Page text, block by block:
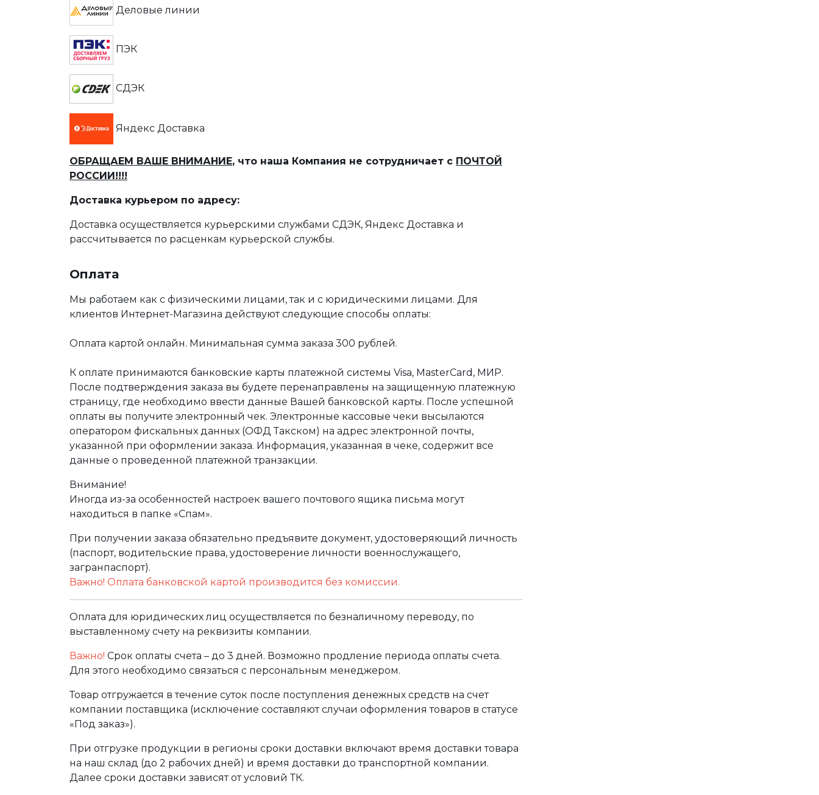
Деловые линии
ПЭК
СДЭК
Яндекс Доставка
ОБРАЩАЕМ ВАШЕ ВНИМАНИЕ, что наша Компания не сотрудничает с ПОЧТОЙ
РОССИИ!!!!
Доставка курьером по адресу:
Доставка осуществляется курьерскими службами СДЭК, Яндекс Доставка и
рассчитывается по расценкам курьерской службы.
Оплата
Мы работаем как с физическими лицами, так и с юридическими лицами. Для
клиентов Интернет-Магазина действуют следующие способы оплаты:
Оплата картой онлайн. Минимальная сумма заказа 300 рублей.
К оплате принимаются банковские карты платежной системы Visa, MasterCard, МИР.
После подтверждения заказа вы будете перенаправлены на защищенную платежную
страницу, где необходимо ввести данные Вашей банковской карты. После успешной
оплаты вы получите электронный чек. Электронные кассовые чеки высылаются
оператором фискальных данных (ОФД Такском) на адрес электронной почты,
указанной при оформлении заказа. Информация, указанная в чеке, содержит все
данные о проведенной платежной транзакции.
Внимание!
Иногда из-за особенностей настроек вашего почтового ящика письма могут
находиться в папке «Спам».
При получении заказа обязательно предъявите документ, удостоверяющий личность
(паспорт, водительские права, удостоверение личности военнослужащего,
загранпаспорт).
Важно! Оплата банковской картой производится без комиссии.
Оплата для юридических лиц осуществляется по безналичному переводу, по
выставленному счету на реквизиты компании.
Важно! Срок оплаты счета – до 3 дней. Возможно продление периода оплаты счета.
Для этого необходимо связаться с персональным менеджером.
Товар отгружается в течение суток после поступления денежных средств на счет
компании поставщика (исключение составляют случаи оформления товаров в статусе
«Под заказ»).
При отгрузке продукции в регионы сроки доставки включают время доставки товара
на наш склад (до 2 рабочих дней) и время доставки до транспортной компании.
Далее сроки доставки зависят от условий ТК.